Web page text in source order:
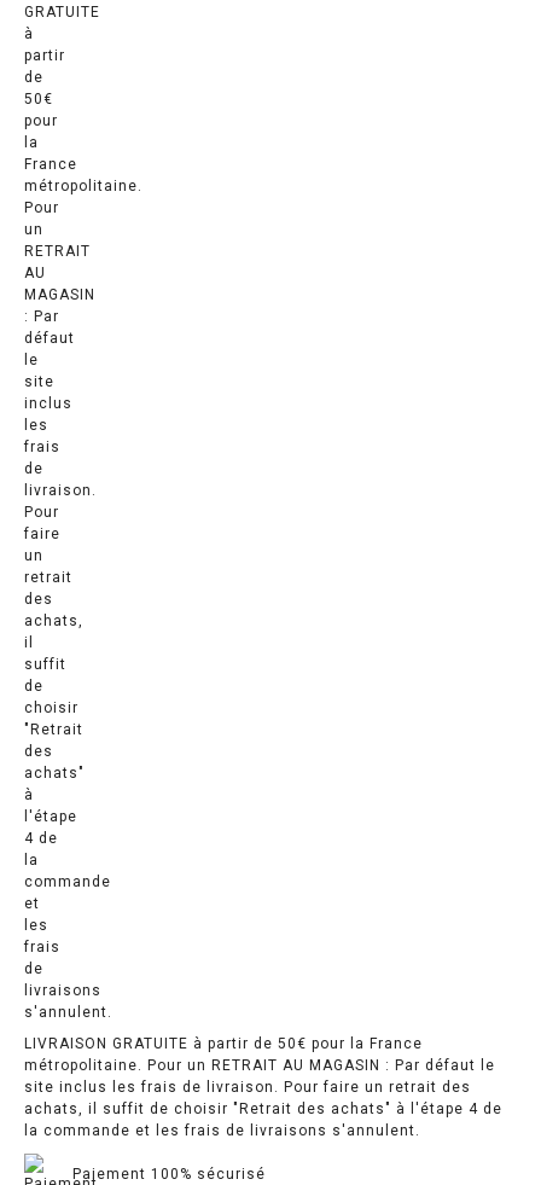
LIVRAISON GRATUITE à partir de 50€ pour la France
métropolitaine. Pour un RETRAIT AU MAGASIN : Par défaut le
site inclus les frais de livraison. Pour faire un retrait des
achats, il suffit de choisir "Retrait des achats" à l'étape 4 de
la commande et les frais de livraisons s'annulent.
Paiement 100% sécurisé